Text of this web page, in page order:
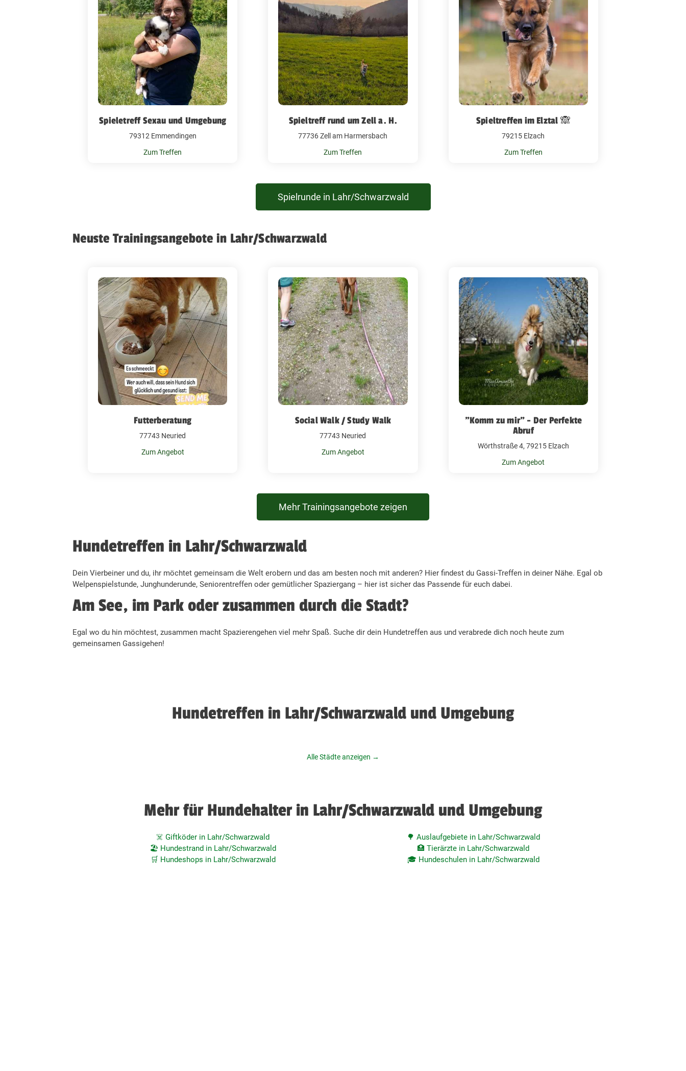
Spieletreff Sexau und Umgebung
79312 Emmendingen
Zum Treffen
Spieltreff rund um Zell a. H.
77736 Zell am Harmersbach
Zum Treffen
Spieltreffen im Elztal 🙈
79215 Elzach
Zum Treffen
Spielrunde in Lahr/Schwarzwald
Neuste Trainingsangebote in Lahr/Schwarzwald
Futterberatung
77743 Neuried
Zum Angebot
Social Walk / Study Walk
77743 Neuried
Zum Angebot
"Komm zu mir" - Der Perfekte
Abruf
Wörthstraße 4, 79215 Elzach
Zum Angebot
Mehr Trainingsangebote zeigen
Hundetreffen in Lahr/Schwarzwald
Dein Vierbeiner und du, ihr möchtet gemeinsam die Welt erobern und das am besten noch mit anderen? Hier findest du Gassi-Treffen in deiner Nähe. Egal ob
Welpenspielstunde, Junghunderunde, Seniorentreffen oder gemütlicher Spaziergang – hier ist sicher das Passende für euch dabei.
Am See, im Park oder zusammen durch die Stadt?
Egal wo du hin möchtest, zusammen macht Spazierengehen viel mehr Spaß. Suche dir dein Hundetreffen aus und verabrede dich noch heute zum
gemeinsamen Gassigehen!
Hundetreffen in Lahr/Schwarzwald und Umgebung
Alle Städte anzeigen →
Mehr für Hundehalter in Lahr/Schwarzwald und Umgebung
☠️ Giftköder in Lahr/Schwarzwald
🌳 Auslaufgebiete in Lahr/Schwarzwald
🏖️ Hundestrand in Lahr/Schwarzwald
🏥 Tierärzte in Lahr/Schwarzwald
🛒 Hundeshops in Lahr/Schwarzwald
🎓 Hundeschulen in Lahr/Schwarzwald